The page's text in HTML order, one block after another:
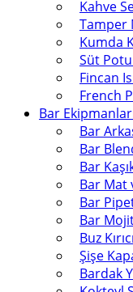
Kahve
Tamper
Kumda
Süt
Fincan
French
Bar
Bar
Bar
Bar
Bar Mat
Bar
Bar
Buz
Şişe
Bardak